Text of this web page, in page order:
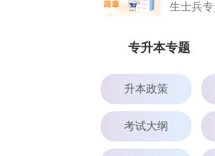
生士兵
专升本专题
升本政策
考试大纲